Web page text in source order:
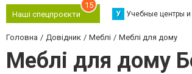
Наші спецпроєкти
15
У Учебные центры
Головна Довідник Меблі Меблі для дому
Меблі для дому